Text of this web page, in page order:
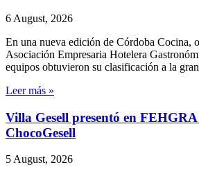
6 August, 2026
En una nueva edición de Córdoba Cocina,
Asociación Empresaria Hotelera
equipos obtuvieron su clasificación a la
Leer más »
Villa Gesell presentó en
ChocoGesell
5 August, 2026